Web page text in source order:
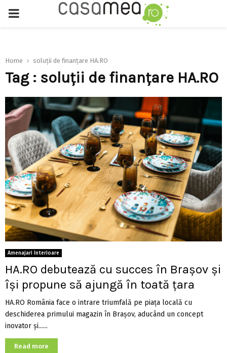
PRIMARY
Home soluții de finanțare HA.RO
Tag : soluții de finanțare HA.RO
Amenajari Interioare
HA.RO debutează cu succes în Brașov și
își propune să ajungă în toată țara
HA.RO România face o intrare triumfală pe piața locală cu
deschiderea primului magazin în Brașov, aducând un concept
inovator și......
Read more